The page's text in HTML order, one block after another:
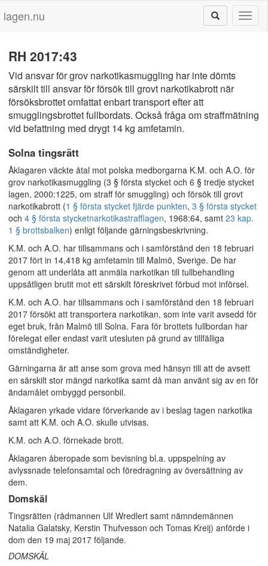
lagen.nu
RH 2017:43
Vid ansvar för grov narkotikasmuggling har inte dömts
särskilt till ansvar för försök till grovt narkotikabrott när
försöksbrottet omfattat enbart transport efter att
smugglingsbrottet fullbordats. Också fråga om straffmätning
vid befattning med drygt 14 kg amfetamin.
Solna tingsrätt
Åklagaren väckte åtal mot polska medborgarna K.M. och A.O. för
grov narkotikasmuggling (3 § första stycket och 6 § tredje stycket
lagen, 2000:1225, om straff för smuggling) och försök till grovt
narkotikabrott (1 § första stycket fjärde punkten, 3 § första stycket
och 4 § första stycketnarkotikastrafflagen, 1968:64, samt 23 kap.
1 § brottsbalken) enligt följande gärningsbeskrivning.
K.M. och A.O. har tillsammans och i samförstånd den 18 februari
2017 fört in 14,418 kg amfetamin till Malmö, Sverige. De har
genom att underlåta att anmäla narkotikan till tullbehandling
uppsåtligen brutit mot ett särskilt föreskrivet förbud mot införsel.
K.M. och A.O. har tillsammans och i samförstånd den 18 februari
2017 försökt att transportera narkotikan, som inte varit avsedd för
eget bruk, från Malmö till Solna. Fara för brottets fullbordan har
förelegat eller endast varit utesluten på grund av tillfälliga
omständigheter.
Gärningarna är att anse som grova med hänsyn till att de avsett
en särskilt stor mängd narkotika samt då man använt sig av en för
ändamålet ombyggd personbil.
Åklagaren yrkade vidare förverkande av i beslag tagen narkotika
samt att K.M. och A.O. skulle utvisas.
K.M. och A.O. förnekade brott.
Åklagaren åberopade som bevisning bl.a. uppspelning av
avlyssnade telefonsamtal och föredragning av översättning av
dem.
Domskäl
Tingsrätten (rådmannen Ulf Wredlert samt nämndemännen
Natalia Galatsky, Kerstin Thufvesson och Tomas Kreij) anförde i
dom den 19 maj 2017 följande.
DOMSKÄL